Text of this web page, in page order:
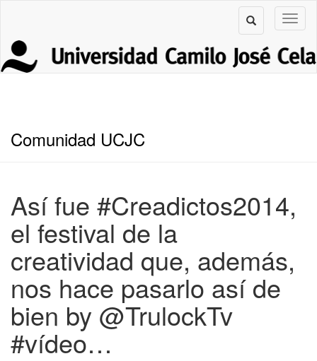
Comunidad UCJC
Así fue #Creadictos2014,
el festival de la
creatividad que, además,
nos hace pasarlo así de
bien by @TrulockTv
#vídeo…